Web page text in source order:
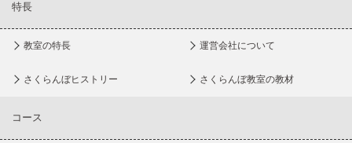
特長
教室の特長 運営会社について
さくらんぼヒストリー さくらんぼ教室の教材
コース